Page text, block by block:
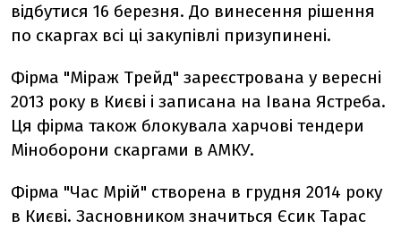
відбутися 16 березня. До винесення рішення
по скаргах всі ці закупівлі призупинені.
Фірма "Міраж Трейд" зареєстрована у вересні
2013 року в Києві і записана на Івана Ястреба.
Ця фірма також блокувала харчові тендери
Міноборони скаргами в АМКУ.
Фірма "Час Мрій" створена в грудня 2014 року
в Києві. Засновником значиться Єсик Тарас